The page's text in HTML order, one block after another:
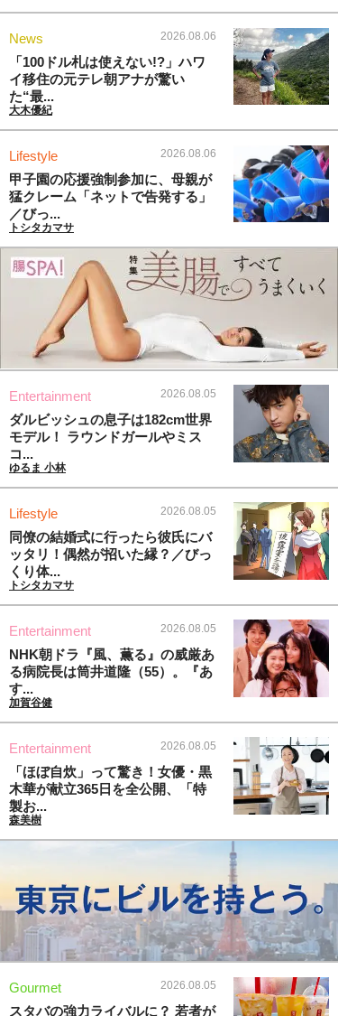
News 2026.08.06
「100ドル札は使えない!?」ハワ
イ移住の元テレ朝アナが驚い
た“最...
大木優紀
Lifestyle 2026.08.06
甲子園の応援強制参加に、母親が
猛クレーム「ネットで告発する」
／びっ...
トシタカマサ
Entertainment 2026.08.05
ダルビッシュの息子は182cm世界
モデル！ ラウンドガールやミス
コ...
ゆるま 小林
Lifestyle 2026.08.05
同僚の結婚式に行ったら彼氏にバ
ッタリ！偶然が招いた縁？／びっ
くり体...
トシタカマサ
Entertainment 2026.08.05
NHK朝ドラ『風、薫る』の威厳あ
る病院長は筒井道隆（55）。『あ
す...
加賀谷健
Entertainment 2026.08.05
「ほぼ自炊」って驚き！女優・黒
木華が献立365日を全公開、「特
製お...
森美樹
Gourmet 2026.08.05
スタバの強力ライバルに？ 若者が